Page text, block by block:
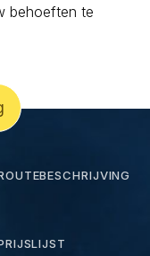
behoeften te